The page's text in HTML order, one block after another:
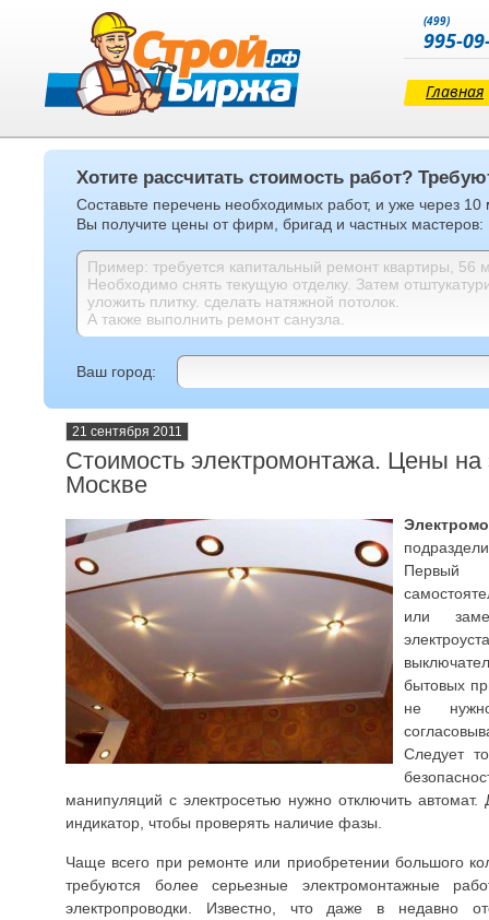
(499)
995-
Главная
Хотите рассчитать стоимость работ?
Составьте перечень необходимых работ, и уже через 10
Вы получите цены от фирм, бригад и частных мастеров:
Ваш город:
21 сентября 2011
Стоимость электромонтажа. Цены на
Москве
или
бытовых
не
Следует
манипуляций с электросетью нужно отключить автомат.
индикатор, чтобы проверять наличие фазы.
Чаще всего при ремонте или приобретении большого
требуются более серьезные электромонтажные
электропроводки. Известно, что даже в недавно